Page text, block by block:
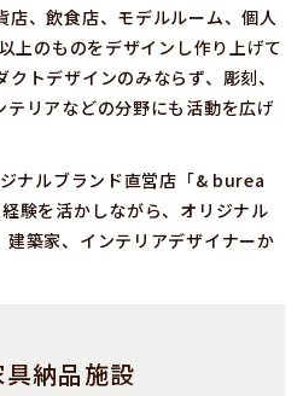
店、飲食店、モデルルーム、個人
上のものをデザインし作り上げて
トデザインのみならず、彫刻、
テリアなどの分野にも活動を広げ
ナルブランド直営店「& burea
験を活かしながら、オリジナル
建築家、インテリアデザイナーか
納品施設